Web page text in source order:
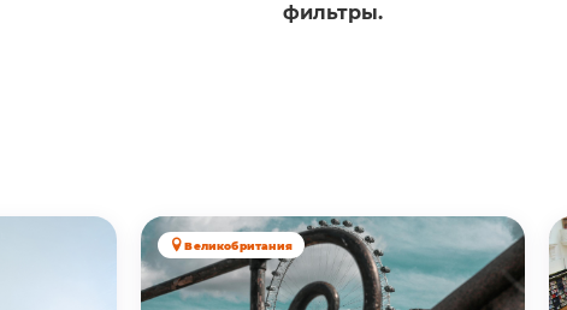
фильтры.
Великобритания